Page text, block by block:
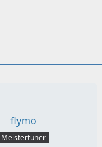
flymo
Meistertuner